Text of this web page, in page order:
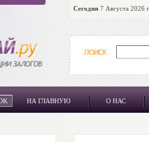
Сегодня 7 Августа 2026
НА ГЛАВНУЮ О НАС